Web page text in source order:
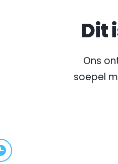
Dit
Ons
soepel